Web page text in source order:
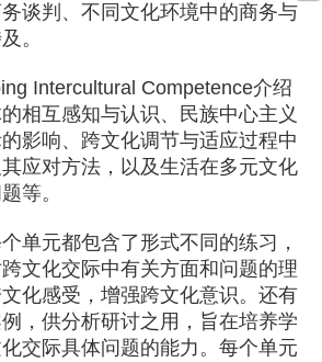
谈判、不同文化环境中的商务与
。
Intercultural Competence介绍
相互感知与认识、民族中心主义
影响、跨文化调节与适应过程中
应对方法，以及生活在多元文化
等。
单元都包含了形式不同的练习，
文化交际中有关方面和问题的理
化感受，增强跨文化意识。还有
，供分析研讨之用，旨在培养学
交际具体问题的能力。每个单元